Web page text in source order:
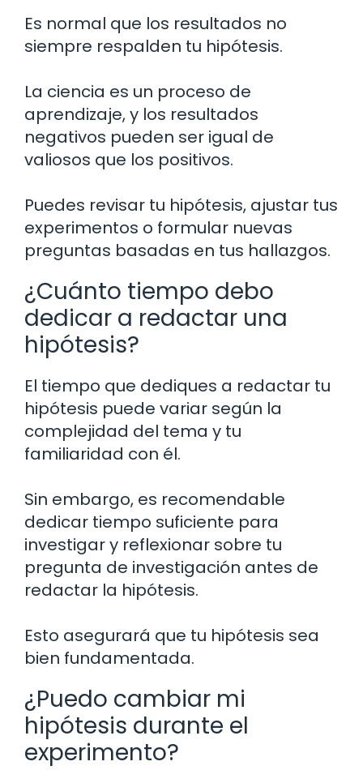
Es normal que los resultados no
siempre respalden tu hipótesis.
La ciencia es un proceso de
aprendizaje, y los resultados
negativos pueden ser igual de
valiosos que los positivos.
Puedes revisar tu hipótesis, ajustar tus
experimentos o formular nuevas
preguntas basadas en tus hallazgos.
¿Cuánto tiempo debo
dedicar a redactar una
hipótesis?
El tiempo que dediques a redactar tu
hipótesis puede variar según la
complejidad del tema y tu
familiaridad con él.
Sin embargo, es recomendable
dedicar tiempo suficiente para
investigar y reflexionar sobre tu
pregunta de investigación antes de
redactar la hipótesis.
Esto asegurará que tu hipótesis sea
bien fundamentada.
¿Puedo cambiar mi
hipótesis durante el
experimento?